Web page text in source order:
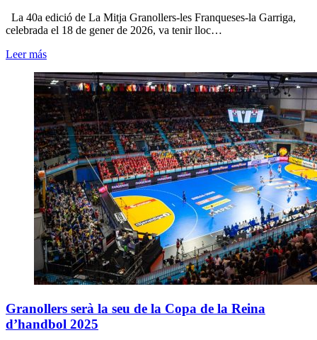
La 40a edició de La Mitja Granollers-les Franqueses-la Garriga,
celebrada el 18 de gener de 2026, va tenir lloc…
Leer más
Granollers serà la seu de la Copa de la Reina
d’handbol 2025